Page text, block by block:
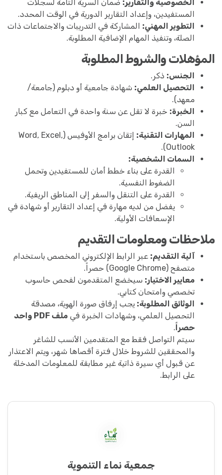
الخصوصية والتقارير: ضمان السرية التامة لسجلات
المستفيدين، وإعداد التقارير الدورية في الوقت المحدد.
التطوير المهني: المشاركة في التدريبات والاجتماعات ذات
الصلة، وتنفيذ المهام الإضافية المطلوبة.
المؤهلات والشروط المطلوبة
الجنس: ذكر.
التحصيل العلمي: شهادة جامعية أو دبلوم (جامعة/
معهد).
الخبرة: خبرة لا تقل عن سنة واحدة في التعامل مع كبار
السن.
المهارات التقنية:
إتقان برامج الأوفيس (Word, Excel,
Outlook).
السمات الشخصية:
القدرة على بناء خطط أمان للمستفيدين وتحمل
الضغوط النفسية.
القدرة على التنقل والسفر إلى المناطق الريفية.
يفضل من لديه مهارة في إعداد التقارير أو شهادة في
الإسعافات الأولية.
ملاحظات ومعلومات التقديم
آلية التقديم: عبر الرابط الإلكتروني المخصص باستخدام
متصفح (Google Chrome) حصراً.
معايير الاختيار: سيخضع المتقدمون لفحص حاسوب
تخصصي وامتحان كتابي.
الوثائق المطلوبة: يجب إرفاق صورة الهوية، مصدقة
التحصيل العلمي، وشهادات الخبرة في
ملف PDF واحد
حصراً.
سيتم التواصل فقط مع المتقدمين الأنسب للشاغر
والمحققين للشروط خلال فترة أقصاها شهر، ويتم الاعتذار
عن قبول أي سيرة ذاتية غير مطابقة للمعلومات المدخلة
على الرابط.
جمعية نماء التنموية